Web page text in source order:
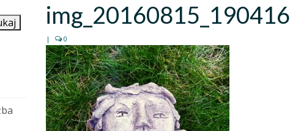
img_20160815_190416
| 0